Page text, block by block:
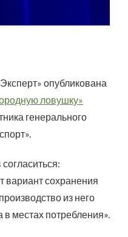
опубликована
ловушку»
генерального
вариант сохранения
из него
местах потребления».